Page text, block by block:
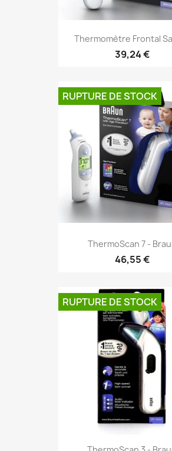
Thermomètre Frontal
39,24 €
ThermoScan 7 -
46,55 €
RUPTURE DE STOCK
RUPTURE DE STOCK